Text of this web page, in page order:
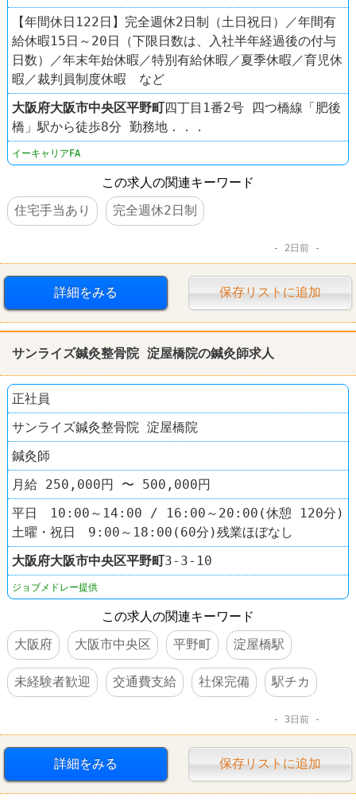
【年間休日122日】完全週休2日制（土日祝日）／年間有
給休暇15日～20日（下限日数は、入社半年経過後の付与
日数）／年末年始休暇／特別有給休暇／夏季休暇／育児休
暇／裁判員制度休暇 など
大阪府大阪市中央区平野町四丁目1番2号 四つ橋線「肥後
橋」駅から徒歩8分 勤務地．．．
イーキャリアFA
この求人の関連キーワード
住宅手当あり
完全週休2日制
2日前
詳細をみる 保存リストに追加
サンライズ鍼灸整骨院 淀屋橋院の鍼灸師求人
正社員
サンライズ鍼灸整骨院 淀屋橋院
鍼灸師
月給 250,000円 〜 500,000円
平日 10:00～14:00 / 16:00～20:00(休憩 120分)
土曜・祝日 9:00～18:00(60分)残業ほぼなし
大阪府大阪市中央区平野町3-3-10
ジョブメドレー提供
この求人の関連キーワード
大阪府
大阪市中央区 平野町 淀屋橋駅
未経験者歓迎 交通費支給 社保完備 駅チカ
3日前
詳細をみる 保存リストに追加